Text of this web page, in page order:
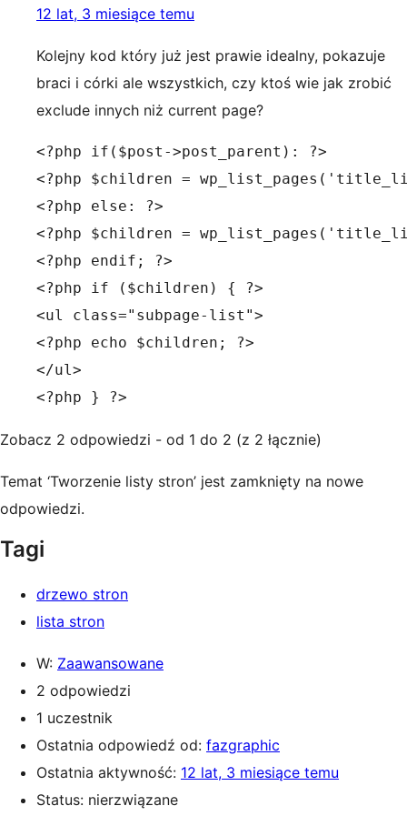
12 lat, 3 miesiące temu
Kolejny kod który już jest prawie idealny, pokazuje
braci i córki ale wszystkich, czy ktoś wie jak zrobić
exclude innych niż current page?
<?php if($post->post_parent): ?>
<?php $children =
<?php else: ?>
<?php $children =
<?php endif; ?>
<?php if ($children) { ?>
<ul class="subpage-list">
<?php echo $children; ?>
</ul>
<?php } ?>
Zobacz 2 odpowiedzi - od 1 do 2 (z 2 łącznie)
Temat ‘Tworzenie listy stron’ jest zamknięty na nowe
odpowiedzi.
Tagi
drzewo stron
lista stron
W: Zaawansowane
2 odpowiedzi
1 uczestnik
Ostatnia odpowiedź od: fazgraphic
Ostatnia aktywność: 12 lat, 3 miesiące temu
Status: nierzwiązane